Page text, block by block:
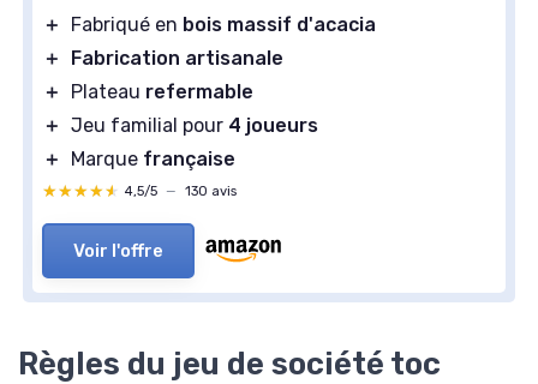
＋ Fabriqué en bois massif d'acacia
＋
Fabrication artisanale
＋
Plateau refermable
＋ Jeu familial pour 4 joueurs
＋
Marque française
★★★★★
★★★★★ 4,5/5 — 130 avis
Voir l'offre
Règles du jeu de société toc